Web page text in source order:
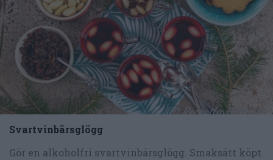
Svartvinbärsglögg
Gör en alkoholfri svartvinbärsglögg. Smaksätt köpt